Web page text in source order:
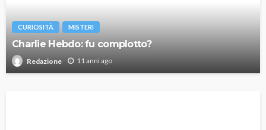
CURIOSITÀ MISTERI
Charlie Hebdo: fu complotto?
Redazione 11 anni ago